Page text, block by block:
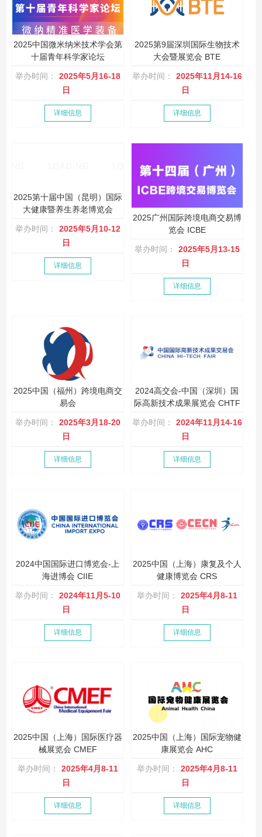
2025中国微米纳米技术学会第
十届青年科学家论坛
举办时间：
2025年5月16-18
日
详细信息
2025第9届深圳国际生物技术
大会暨展览会 BTE
举办时间：
2025年11月14-16
日
详细信息
2025第十届中国（昆明）国际
大健康暨养生养老博览会
举办时间：
2025年5月10-12
日
详细信息
2025广州国际跨境电商交易博
览会 ICBE
举办时间：
2025年5月13-15
日
详细信息
2025中国（福州）跨境电商交
易会
举办时间：
2025年3月18-20
日
详细信息
2024高交会-中国（深圳）国
际高新技术成果展览会 CHTF
举办时间：
2024年11月14-16
日
详细信息
2024中国国际进口博览会-上
海进博会 CIIE
举办时间：
2024年11月5-10
日
详细信息
2025中国（上海）康复及个人
健康博览会 CRS
举办时间：
2025年4月8-11
日
详细信息
2025中国（上海）国际医疗器
械展览会 CMEF
举办时间：
2025年4月8-11
日
详细信息
2025中国（上海）国际宠物健
康展览会 AHC
举办时间：
2025年4月8-11
日
详细信息